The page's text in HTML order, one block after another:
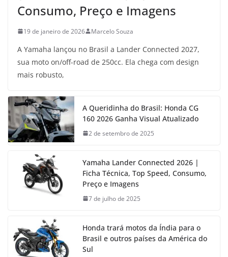
Consumo, Preço e Imagens
19 de janeiro de 2026 Marcelo Souza
A Yamaha lançou no Brasil a Lander Connected 2027,
sua moto on/off-road de 250cc. Ela chega com design
mais robusto,
A Queridinha do Brasil: Honda CG
160 2026 Ganha Visual Atualizado
2 de setembro de 2025
Yamaha Lander Connected 2026 |
Ficha Técnica, Top Speed, Consumo,
Preço e Imagens
7 de julho de 2025
Honda trará motos da Índia para o
Brasil e outros países da América do
Sul